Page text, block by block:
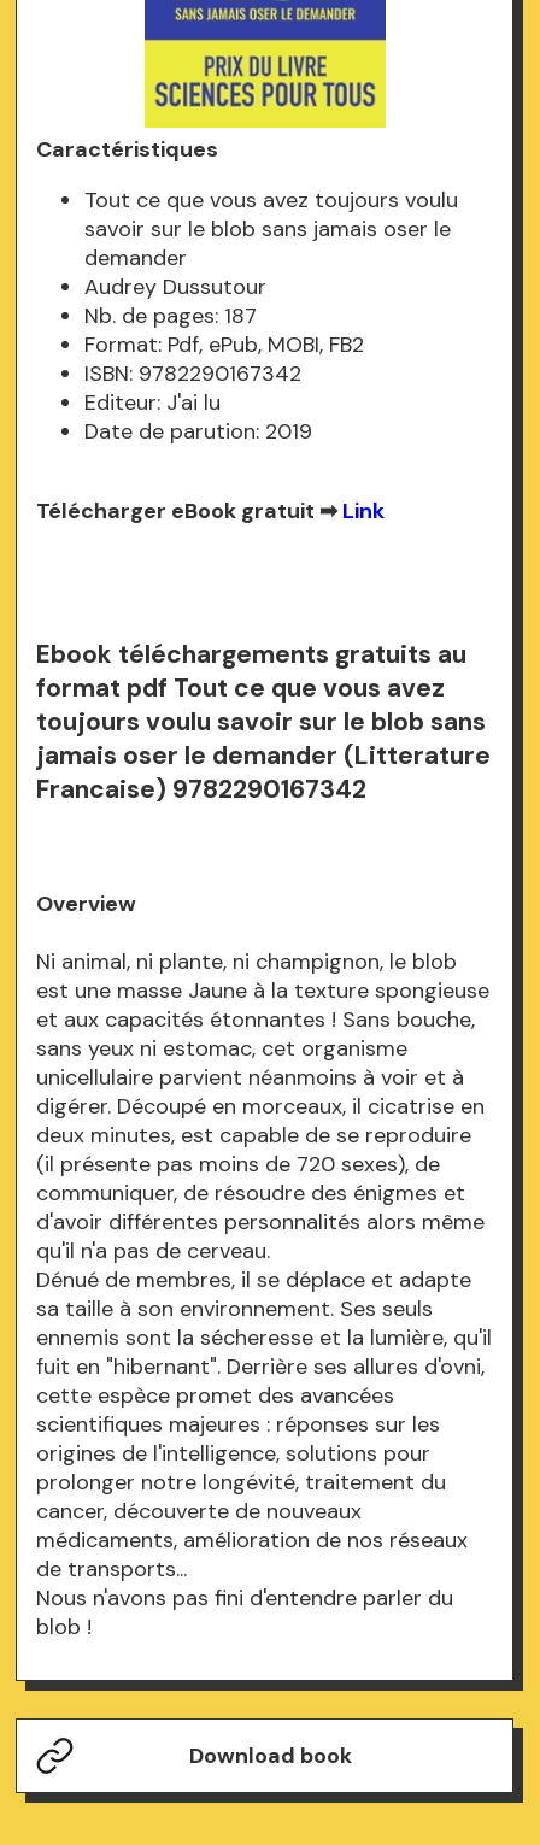
Caractéristiques
Tout ce que vous avez toujours voulu
savoir sur le blob sans jamais oser le
demander
Audrey Dussutour
Nb. de pages: 187
Format: Pdf, ePub, MOBI, FB2
ISBN: 9782290167342
Editeur: J'ai lu
Date de parution: 2019
Télécharger eBook gratuit ➡Link
Ebook téléchargements gratuits au
format pdf Tout ce que vous avez
toujours voulu savoir sur le blob sans
jamais oser le demander (Litterature
Francaise) 9782290167342
Overview
Ni animal, ni plante, ni champignon, le blob
est une masse Jaune à la texture spongieuse
et aux capacités étonnantes ! Sans bouche,
sans yeux ni estomac, cet organisme
unicellulaire parvient néanmoins à voir et à
digérer. Découpé en morceaux, il cicatrise en
deux minutes, est capable de se reproduire
(il présente pas moins de 720 sexes), de
communiquer, de résoudre des énigmes et
d'avoir différentes personnalités alors même
qu'il n'a pas de cerveau.
Dénué de membres, il se déplace et adapte
sa taille à son environnement. Ses seuls
ennemis sont la sécheresse et la lumière, qu'il
fuit en "hibernant". Derrière ses allures d'ovni,
cette espèce promet des avancées
scientifiques majeures : réponses sur les
origines de l'intelligence, solutions pour
prolonger notre longévité, traitement du
cancer, découverte de nouveaux
médicaments, amélioration de nos réseaux
de transports...
Nous n'avons pas fini d'entendre parler du
blob !
Download book